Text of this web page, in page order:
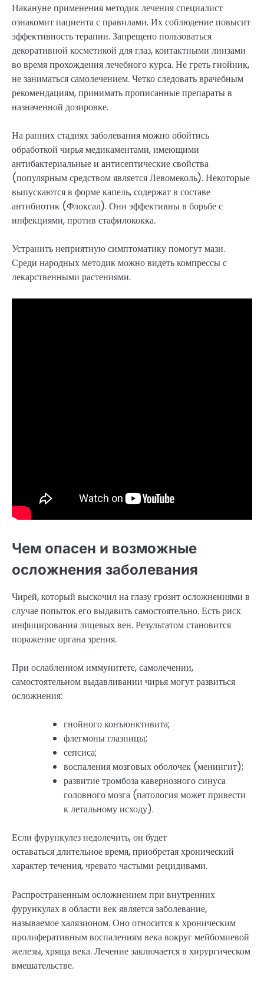
Накануне применения методик лечения специалист
ознакомит пациента с правилами. Их соблюдение повысит
эффективность терапии. Запрещено пользоваться
декоративной косметикой для глаз, контактными линзами
во время прохождения лечебного курса. Не греть гнойник,
не заниматься самолечением. Четко следовать врачебным
рекомендациям, принимать прописанные препараты в
назначенной дозировке.
На ранних стадиях заболевания можно обойтись
обработкой чирья медикаментами, имеющими
антибактериальные и антисептические свойства
(популярным средством является Левомеколь). Некоторые
выпускаются в форме капель, содержат в составе
антибиотик (Флоксал). Они эффективны в борьбе с
инфекциями, против стафилококка.
Устранить неприятную симптоматику помогут мази.
Среди народных методик можно видеть компрессы с
лекарственными растениями.
Чем опасен и возможные
осложнения заболевания
Чирей, который выскочил на глазу грозит осложнениями в
случае попыток его выдавить самостоятельно. Есть риск
инфицирования лицевых вен. Результатом становится
поражение органа зрения.
При ослабленном иммунитете, самолечении,
самостоятельном выдавливании чирья могут развиться
осложнения:
гнойного конъюнктивита;
флегмоны глазницы;
сепсиса;
воспаления мозговых оболочек (менингит);
развитие тромбоза кавернозного синуса
головного мозга (патология может привести
к летальному исходу).
Если фурункулез недолечить, он будет
оставаться длительное время, приобретая хронический
характер течения, чревато частыми рецидивами.
Распространенным осложнением при внутренних
фурункулах в области век является заболевание,
называемое халязионом. Оно относится к хроническим
пролиферативным воспалениям века вокруг мейбомиевой
железы, хряща века. Лечение заключается в хирургическом
вмешательстве.